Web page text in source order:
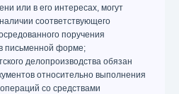
или в его интересах, могут
соответствующего
поручения
письменной форме;
делопроизводства обязан
относительно выполнения
со средствами